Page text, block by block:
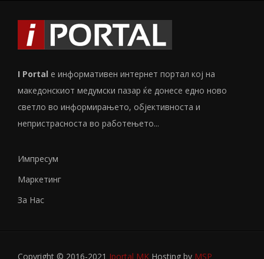
I Portal е информативен интернет портал кој на
македонскиот медумски пазар ќе донесе едно ново
светло во информирањето, објективноста и
непристрасноста во работењето...
Импресум
Маркетинг
За Нас
Copyright © 2016-2021 Iportal MK Hosting by MSP